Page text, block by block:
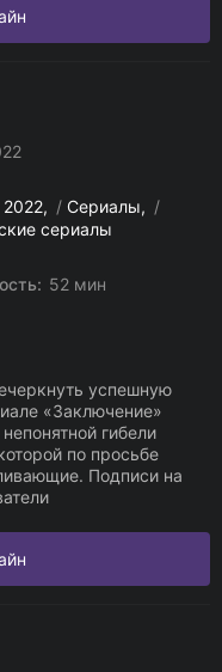
/ Сериалы
/
сериалы
52 мин
успешную
«Заключение»
гибели
по просьбе
Подписи на